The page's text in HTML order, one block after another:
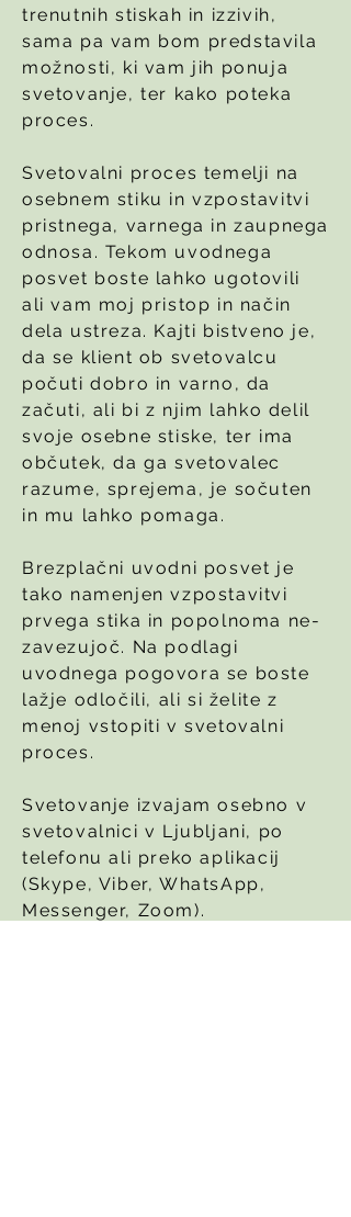
trenutnih stiskah in izzivih,
sama pa vam bom predstavila
možnosti, ki vam jih ponuja
svetovanje, ter kako poteka
proces.
Svetovalni proces temelji na
osebnem stiku in vzpostavitvi
pristnega, varnega in zaupnega
odnosa. Tekom uvodnega
posvet boste lahko ugotovili
ali vam moj pristop in način
dela ustreza. Kajti bistveno je,
da se klient ob svetovalcu
počuti dobro in varno, da
začuti, ali bi z njim lahko delil
svoje osebne stiske, ter ima
občutek, da ga svetovalec
razume, sprejema, je sočuten
in mu lahko pomaga.
Brezplačni uvodni posvet je
tako namenjen vzpostavitvi
prvega stika in popolnoma ne-
zavezujoč. Na podlagi
uvodnega pogovora se boste
lažje odločili, ali si želite z
menoj vstopiti v svetovalni
proces.
Svetovanje izvajam osebno v
svetovalnici v Ljubljani, po
telefonu ali preko aplikacij
(Skype, Viber, WhatsApp,
Messenger, Zoom).